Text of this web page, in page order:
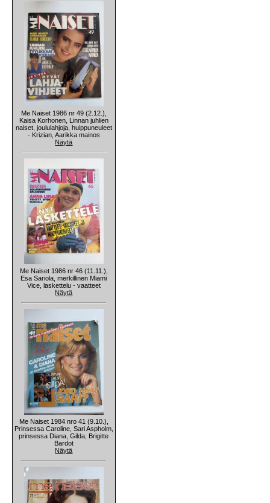
Me Naiset 1986 nr 49 (2.12.),
Kaisa Korhonen, Linnan juhlien
naiset, joululahjoja, huippuneuleet
- Krizian, Aarikka mainos
Näytä
Me Naiset 1986 nr 46 (11.11.),
Esa Sariola, merkillinen Miami
Vice, laskettelu - vaatteet
Näytä
Me Naiset 1984 nro 41 (9.10.),
Prinsessa Caroline, Sari Aspholm,
prinsessa Diana, Gilda, Brigitte
Bardot
Näytä